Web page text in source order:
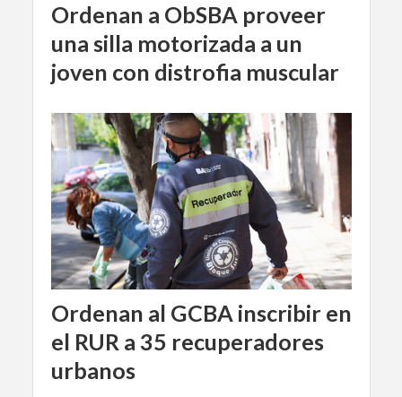
Ordenan a ObSBA proveer
una silla motorizada a un
joven con distrofia muscular
Ordenan al GCBA inscribir en
el RUR a 35 recuperadores
urbanos